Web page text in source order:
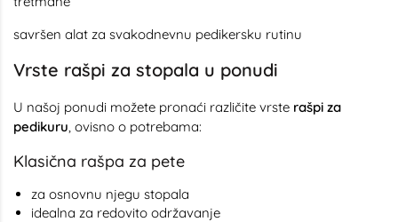
savršen alat za svakodnevnu pedikersku rutinu
Vrste rašpi za stopala u ponudi
U našoj ponudi možete pronaći različite vrste rašpi za
pedikuru, ovisno o potrebama:
Klasična rašpa za pete
za osnovnu njegu stopala
idealna za redovito održavanje